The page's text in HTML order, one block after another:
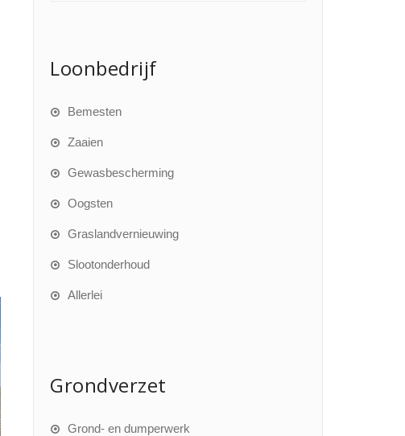
Loonbedrijf
Bemesten
Zaaien
Gewasbescherming
Oogsten
Graslandvernieuwing
Slootonderhoud
Allerlei
Grondverzet
Grond- en dumperwerk